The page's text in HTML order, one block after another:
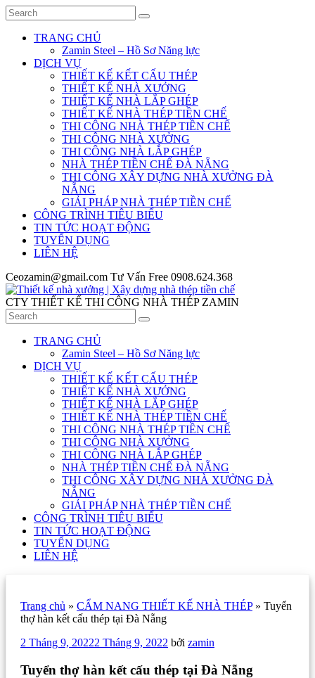
TRANG CHỦ
Zamin Steel – Hồ Sơ Năng lực
DỊCH VỤ
THIẾT KẾ KẾT CẤU THÉP
THIẾT KẾ NHÀ XƯỞNG
THIẾT KẾ NHÀ LẮP GHÉP
THIẾT KẾ NHÀ THÉP TIỀN CHẾ
THI CÔNG NHÀ THÉP TIỀN CHẾ
THI CÔNG NHÀ XƯỞNG
THI CÔNG NHÀ LẮP GHÉP
NHÀ THÉP TIỀN CHẾ ĐÀ NẴNG
THI CÔNG XÂY DỰNG NHÀ XƯỞNG ĐÀ
NẴNG
GIẢI PHÁP NHÀ THÉP TIỀN CHẾ
CÔNG TRÌNH TIÊU BIỂU
TIN TỨC HOẠT ĐỘNG
TUYỂN DỤNG
LIÊN HỆ
Ceozamin@gmail.com Tư Vấn Free 0908.624.368
CTY THIẾT KẾ THI CÔNG NHÀ THÉP ZAMIN
TRANG CHỦ
Zamin Steel – Hồ Sơ Năng lực
DỊCH VỤ
THIẾT KẾ KẾT CẤU THÉP
THIẾT KẾ NHÀ XƯỞNG
THIẾT KẾ NHÀ LẮP GHÉP
THIẾT KẾ NHÀ THÉP TIỀN CHẾ
THI CÔNG NHÀ THÉP TIỀN CHẾ
THI CÔNG NHÀ XƯỞNG
THI CÔNG NHÀ LẮP GHÉP
NHÀ THÉP TIỀN CHẾ ĐÀ NẴNG
THI CÔNG XÂY DỰNG NHÀ XƯỞNG ĐÀ
NẴNG
GIẢI PHÁP NHÀ THÉP TIỀN CHẾ
CÔNG TRÌNH TIÊU BIỂU
TIN TỨC HOẠT ĐỘNG
TUYỂN DỤNG
LIÊN HỆ
Trang chủ » CẨM NANG THIẾT KẾ NHÀ THÉP» Tuyển
thợ hàn kết cấu thép tại Đà Nẵng
Đăng
2 Tháng 9, 20222 Tháng 9, 2022 bởi zamin
Tuyển thợ hàn kết cấu thép tại Đà Nẵng